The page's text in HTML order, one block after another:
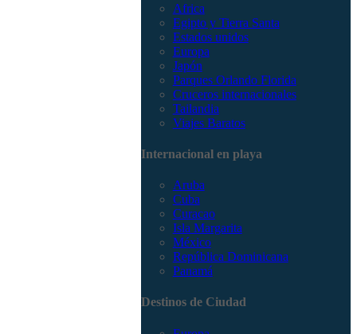
Africa
Egipto y Tierra Santa
Estados unidos
Europa
Japón
Parques Orlando Florida
Cruceros internacionales
Tailandia
Viajes Baratos
Internacional en playa
Aruba
Cuba
Curacao
Isla Margarita
México
República Dominicana
Panamá
Destinos de Ciudad